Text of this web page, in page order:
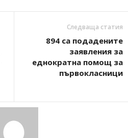
Следваща статия
894 са подадените
заявления за
еднократна помощ за
първокласници